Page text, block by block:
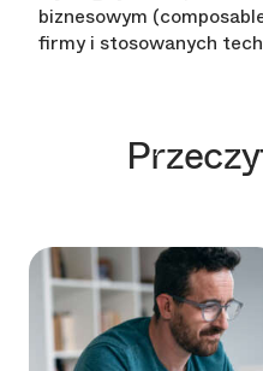
biznesowym
firmy i stosowanych